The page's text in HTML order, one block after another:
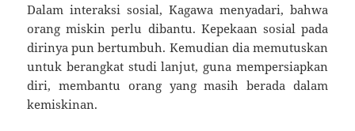
Dalam interaksi sosial, Kagawa menyadari, bahwa
orang miskin perlu dibantu. Kepekaan sosial pada
dirinya pun bertumbuh. Kemudian dia memutuskan
untuk berangkat studi lanjut, guna mempersiapkan
diri, membantu orang yang masih berada dalam
kemiskinan.